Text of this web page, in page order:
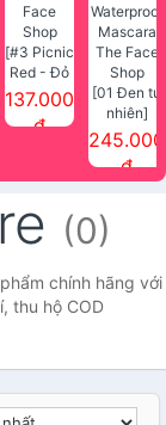
[#3 Picnic
Red - Đỏ
cam] Son
Face
Shop
137.000
đ
[01 Đen tự
nhiên]
Mascara
che phủ
nước lâu
trôi Quick
Waterproof
Mascara
The Face
245.000
đ
(0)
chính hãng với
thu hộ COD